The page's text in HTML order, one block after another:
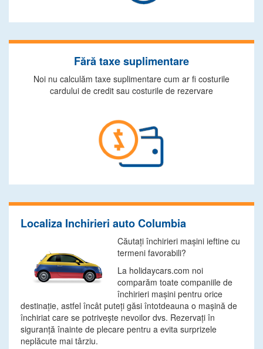
Fără taxe suplimentare
Noi nu calculăm taxe suplimentare cum ar fi costurile
cardului de credit sau costurile de rezervare
Localiza Inchirieri auto Columbia
Căutaţi închirieri maşini ieftine cu
termeni favorabili?
La holidaycars.com noi
comparăm toate companiile de
închirieri maşini pentru orice
destinaţie, astfel încât puteţi găsi întotdeauna o maşină de
închiriat care se potriveşte nevoilor dvs. Rezervaţi în
siguranţă înainte de plecare pentru a evita surprizele
neplăcute mai târziu.